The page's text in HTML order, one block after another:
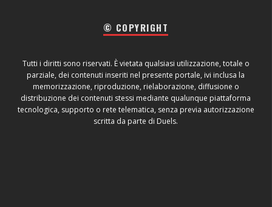
© COPYRIGHT
Tutti i diritti sono riservati. È vietata qualsiasi utilizzazione, totale o
parziale, dei contenuti inseriti nel presente portale, ivi inclusa la
memorizzazione, riproduzione, rielaborazione, diffusione o
distribuzione dei contenuti stessi mediante qualunque piattaforma
tecnologica, supporto o rete telematica, senza previa autorizzazione
scritta da parte di Duels.